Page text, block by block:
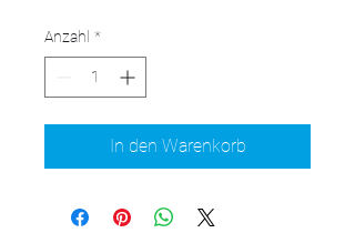
Anzahl *
In den Warenkorb